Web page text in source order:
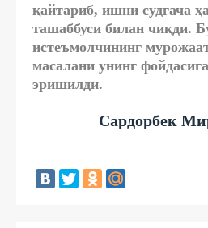
қайтариб, ишни судгача
ташаббуси билан чиқди.
истеъмолчининг
масалани унинг
эришилди.
Сардорбек